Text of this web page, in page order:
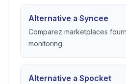
Alternative a Syncee
Comparez marketplaces
monitoring.
Alternative a Spocket